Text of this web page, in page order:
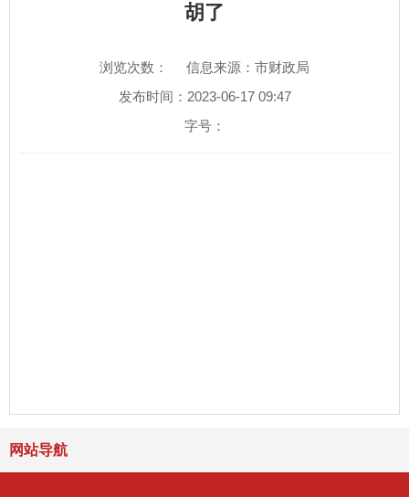
胡了
浏览次数：
信息来源：市财政局
发布时间：2023-06-17 09:47
字号：
网站导航